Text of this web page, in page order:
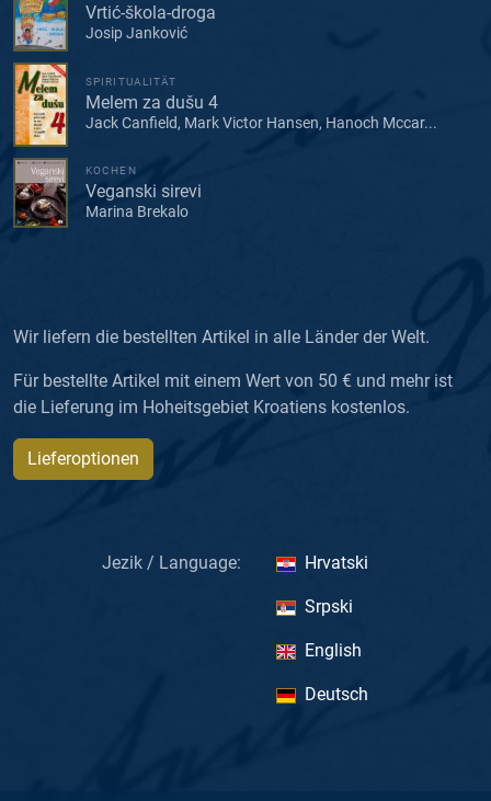
Vrtić-škola-droga
Josip Janković
SPIRITUALITÄT
Melem za dušu 4
Jack Canfield, Mark Victor Hansen, Hanoch Mccar...
KOCHEN
Veganski sirevi
Marina Brekalo
Wir liefern die bestellten Artikel in alle Länder der Welt.
Für bestellte Artikel mit einem Wert von 50 € und mehr ist
die Lieferung im Hoheitsgebiet Kroatiens kostenlos.
Lieferoptionen
Jezik / Language: Hrvatski
Srpski
English
Deutsch